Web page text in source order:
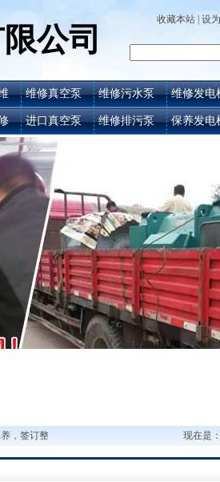
公司
收藏本站| 设
维修真空泵
进口真空泵
维修污水泵
维修排污泵
维修发电
保养发电
订整年维保合同客户众多。用心30年，更现在是